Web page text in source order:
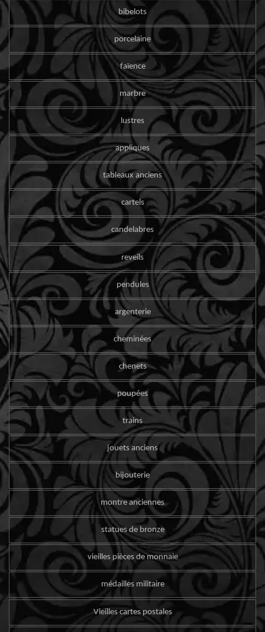
bibelots
porcelaine
faïence
marbre
lustres
appliques
tableaux anciens
cartels
candelabres
reveils
pendules
argenterie
cheminées
chenets
poupées
trains
jouets anciens
bijouterie
montre anciennes
statues de bronze
vieilles pièces de monnaie
médailles militaire
Vieilles cartes postales